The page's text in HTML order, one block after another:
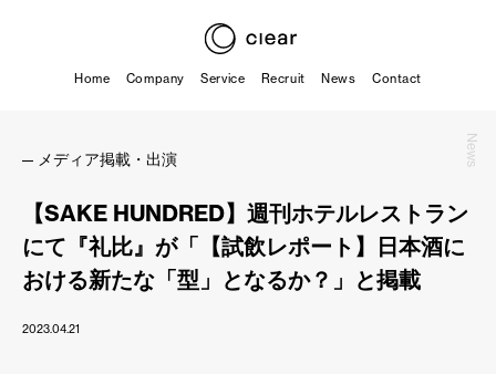
Home Company Service Recruit News Contact
News
メディア掲載・出演
【SAKE HUNDRED】週刊ホテルレストラン
にて『礼比』が「【試飲レポート】日本酒に
おける新たな「型」となるか？」と掲載
2023.04.21